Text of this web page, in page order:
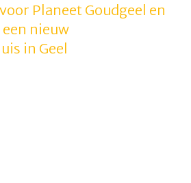
Planeet Goudgeel en
een nieuw
in Geel